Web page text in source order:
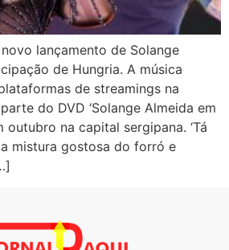
novo lançamento de Solange
de Hungria. A música
de streamings na
do DVD ‘Solange Almeida em
outubro na capital sergipana. ‘Tá
mistura gostosa do forró e